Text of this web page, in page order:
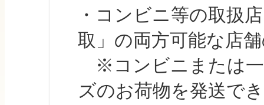
・コンビニ等の取扱
取」の両方可能な店
※コンビニまたは一
ズのお荷物を発送で